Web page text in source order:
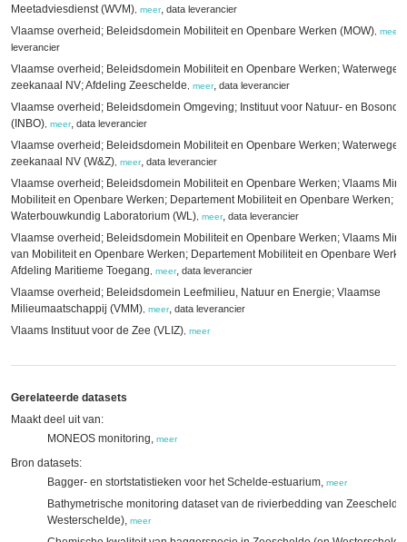
Meetadviesdienst (WVM) meer, data leverancier
Vlaamse overheid; Beleidsdomein Mobiliteit en Openbare Werken (MOW) meer
leverancier
Vlaamse overheid; Beleidsdomein Mobiliteit en Openbare Werken;
zeekanaal NV; Afdeling Zeeschelde
meer, data leverancier
Vlaamse overheid; Beleidsdomein Omgeving; Instituut voor Natuur- en
(INBO) meer, data leverancier
Vlaamse overheid; Beleidsdomein Mobiliteit en Openbare Werken;
zeekanaal NV (W&Z) meer, data leverancier
Vlaamse overheid; Beleidsdomein Mobiliteit en Openbare Werken; Vlaams
Mobiliteit en Openbare Werken; Departement Mobiliteit en Openbare Werken;
Waterbouwkundig Laboratorium (WL) meer, data leverancier
Vlaamse overheid; Beleidsdomein Mobiliteit en Openbare Werken; Vlaams
van Mobiliteit en Openbare Werken; Departement Mobiliteit en Openbare
Afdeling Maritieme Toegang
meer, data leverancier
Vlaamse overheid; Beleidsdomein Leefmilieu, Natuur en Energie; Vlaamse
Milieumaatschappij (VMM) meer, data leverancier
Vlaams Instituut voor de Zee (VLIZ) meer
Gerelateerde datasets
Maakt deel uit van:
MONEOS monitoring, meer
Bron datasets:
Bagger- en stortstatistieken voor het Schelde-estuarium, meer
Bathymetrische monitoring dataset van de rivierbedding van Zeeschelde
Westerschelde), meer